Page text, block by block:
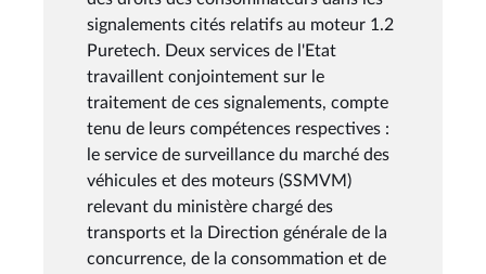
signalements cités relatifs au moteur 1.2
Puretech. Deux services de l'Etat
travaillent conjointement sur le
traitement de ces signalements, compte
tenu de leurs compétences respectives :
le service de surveillance du marché des
véhicules et des moteurs (SSMVM)
relevant du ministère chargé des
transports et la Direction générale de la
concurrence, de la consommation et de